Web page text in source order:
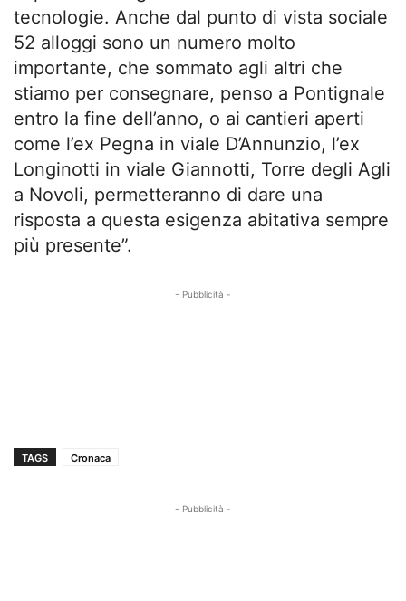
tecnologie. Anche dal punto di vista sociale
52 alloggi sono un numero molto
importante, che sommato agli altri che
stiamo per consegnare, penso a Pontignale
entro la fine dell’anno, o ai cantieri aperti
come l’ex Pegna in viale D’Annunzio, l’ex
Longinotti in viale Giannotti, Torre degli Agli
a Novoli, permetteranno di dare una
risposta a questa esigenza abitativa sempre
più presente”.
- Pubblicità -
TAGS Cronaca
- Pubblicità -